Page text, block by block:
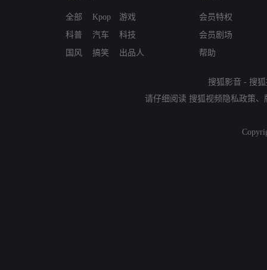
全部
科普
国风
Kpop
汽车
搞笑
游戏
科技
出品人
会员特权
会员剧场
帮助
搜狐影音 - 搜
请仔细阅读 搜狐视频隐私政策、